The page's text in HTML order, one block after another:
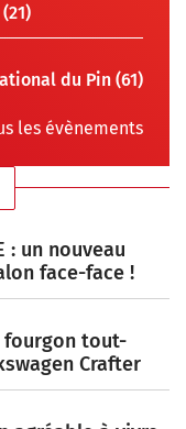
du Pin (61)
les évènements
: un nouveau
face-face !
fourgon tout-
Crafter